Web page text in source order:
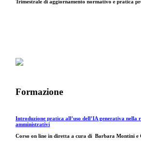
Trimestrale di aggiornamento normativo e pratica
Formazione
Introduzione pratica all’uso dell’IA generativa nella
amministrativi
Corso on line in diretta a cura di Barbara Montini e